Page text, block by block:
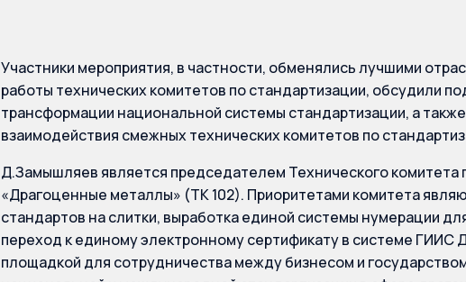
Участники мероприятия, в частности, обменялись лучшими
работы технических комитетов по стандартизации, обсудили
трансформации национальной системы стандартизации, а
взаимодействия смежных технических комитетов по
Д.Замышляев является председателем Технического комитета
«Драгоценные металлы» (ТК 102). Приоритетами комитета
стандартов на слитки, выработка единой системы нумерации
переход к единому электронному сертификату в системе ГИИС
площадкой для сотрудничества между бизнесом и